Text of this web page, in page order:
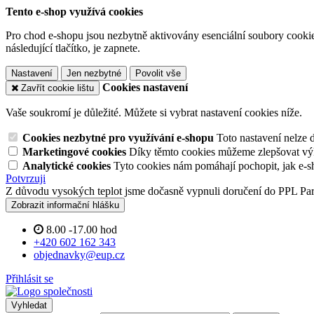
Tento e-shop využívá cookies
Pro chod e-shopu jsou nezbytně aktivovány esenciální soubory
následující tlačítko, je zapnete.
Nastavení Jen nezbytné
Povolit vše
Zavřít cookie lištu
Cookies nastavení
Vaše soukromí je důležité. Můžete si vybrat nastavení cookies níže.
Cookies nezbytné pro využívání e-shopu Toto nastavení nelze
Marketingové cookies Díky těmto cookies můžeme zlepšovat
Analytické cookies Tyto cookies nám pomáhají pochopit, jak e-
Potvrzuji
Z důvodu vysokých teplot jsme dočasně vypnuli doručení do PPL
Zobrazit informační hlášku
8.00 -17.00 hod
+420 602 162 343
objednavky@eup.cz
Přihlásit se
Vyhledat